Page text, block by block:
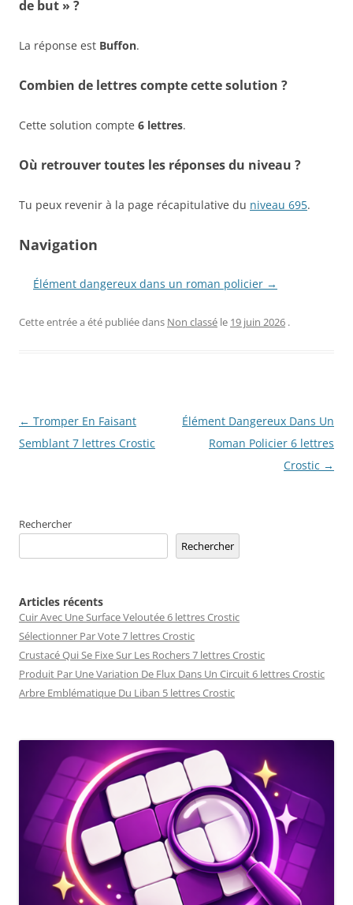
de but » ?
La réponse est Buffon.
Combien de lettres compte cette solution ?
Cette solution compte 6 lettres.
Où retrouver toutes les réponses du niveau ?
Tu peux revenir à la page récapitulative du niveau 695.
Navigation
Élément dangereux dans un roman policier →
Cette entrée a été publiée dans Non classé le 19 juin 2026 .
Navigation
des
← Tromper En Faisant
Semblant 7 lettres Crostic
Élément Dangereux Dans Un
Roman Policier 6 lettres
Crostic →
Rechercher
Rechercher
Articles récents
Cuir Avec Une Surface Veloutée 6 lettres Crostic
Sélectionner Par Vote 7 lettres Crostic
Crustacé Qui Se Fixe Sur Les Rochers 7 lettres Crostic
Produit Par Une Variation De Flux Dans Un Circuit 6 lettres Crostic
Arbre Emblématique Du Liban 5 lettres Crostic